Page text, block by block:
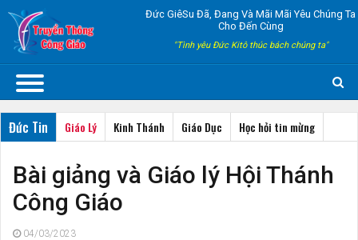
Đức GiêSu Đã, Đang Và Mãi Mãi Yêu Chúng Ta
Cho Đến Cùng
"Tình yêu Đức Kitô thúc bách chúng ta"
Đức Tin Giáo Lý Kinh Thánh Giáo Dục Học hỏi tin mừng
Bài giảng và Giáo lý Hội Thánh
Công Giáo
04/03/2023